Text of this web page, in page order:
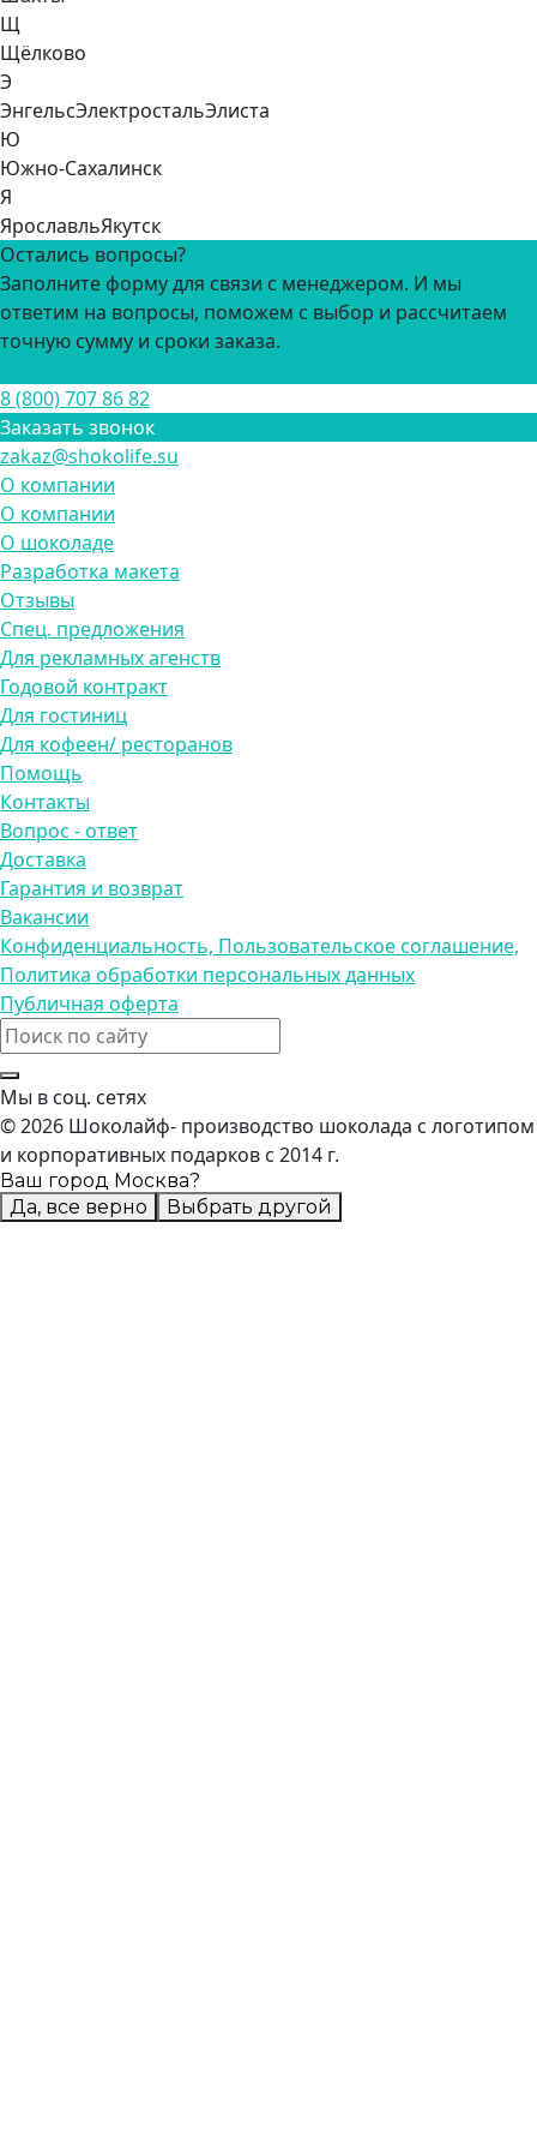
Щ
Щёлково
Э
ЭнгельсЭлектростальЭлиста
Ю
Южно-Сахалинск
Я
ЯрославльЯкутск
Остались вопросы?
Заполните форму для связи с менеджером. И мы
ответим на вопросы, поможем с выбор и рассчитаем
точную сумму и сроки заказа.
8 (800) 707 86 82
Заказать звонок
zakaz@shokolife.su
О компании
О компании
О шоколаде
Разработка макета
Отзывы
Спец. предложения
Для рекламных агенств
Годовой контракт
Для гостиниц
Для кофеен/ ресторанов
Помощь
Контакты
Вопрос - ответ
Доставка
Гарантия и возврат
Вакансии
Конфиденциальность, Пользовательское соглашение,
Политика обработки персональных данных
Публичная оферта
Мы в соц. сетях
© 2026 Шоколайф- производство шоколада с логотипом
и корпоративных подарков с 2014 г.